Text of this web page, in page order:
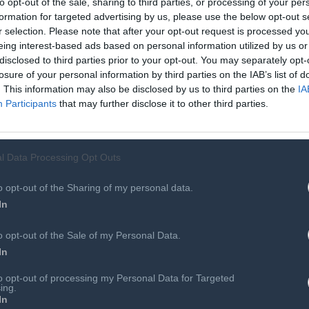
for targeted advertising by us, please use the below opt-out
selection. Please note that after your opt-out request is processed
interest-based ads based on personal information utilized by us
to third parties prior to your opt-out. You may separately
of your personal information by third parties on the IAB’s list of
This information may also be disclosed by us to third parties on the
Participants that may further disclose it to other third parties.
Data Processing Opt Outs
opt-out of the Sharing of my personal data.
opt-out of the Sale of my Personal Data.
opt-out of processing my Personal Data for Targeted
μας συστημάτων, σε συνεργασία με την Kyndryl,
πλατφορμών μας, διασφαλίζοντας παράλληλα την
για την απρόσκοπτη εξυπηρέτηση των
την ανθεκτικότητα ως κρίσιμη επιχειρησιακή
συμμόρφωσης»
«Η συνεργασία μας με την Εθνική Ασφαλιστική
τεχνογνωσία μας στον κλάδο με τις υπηρεσίες
των κεντρικών συστημάτων και την υποστήριξη
.
ξεκίνησε το 2021, με την ανάθεση της διαχείρισης
mainframe). Στο πλαίσιο του συνεχιζόμενου ψηφιακού
αυτή, αναθέτοντας στην Kyndryl τον
κεντρικών της συστημάτων μέσω των υπηρεσιών